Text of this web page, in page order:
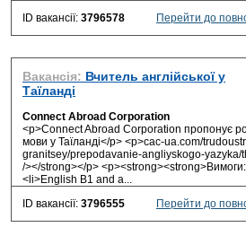
ID вакансії: 3796578 Перейти до
Вакансія: Вчитель англійської у
Таїланді
Connect Abroad Corporation
<p>Connect Abroad Corporation пропонує
мови у Таїланді</p> <p>cac-ua.com/
granitsey/prepodavanie-angliyskogo-yazyka/
/></strong></p>
<li>English B1 and a...
ID вакансії: 3796555 Перейти до